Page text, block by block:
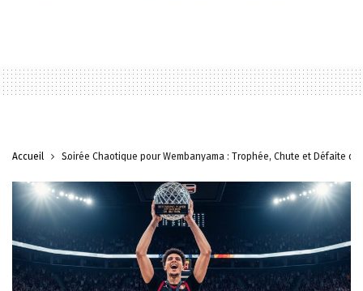
Accueil Soirée Chaotique pour Wembanyama : Trophée, Chute et Défaite